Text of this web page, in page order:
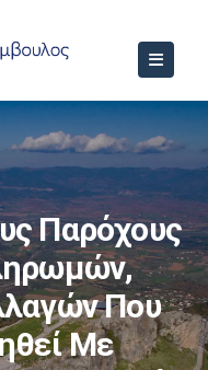
Παρόχους
Που
Με